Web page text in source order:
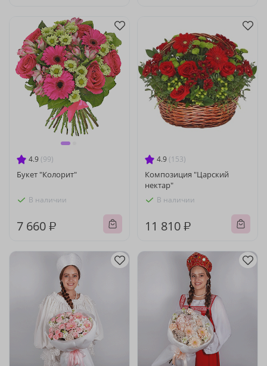
4.9 (99)
Букет "Колорит"
В наличии
7 660 ₽
4.9 (153)
Композиция "Царский
нектар"
В наличии
11 810 ₽